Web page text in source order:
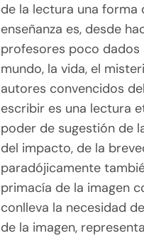
de la lectura una forma
enseñanza es, desde
profesores poco dados
mundo, la vida, el
autores convencidos
escribir es una lectura
poder de sugestión de
del impacto, de la
paradójicamente
primacía de la imagen
conlleva la necesidad
de la imagen,